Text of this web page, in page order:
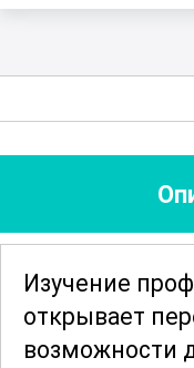
Изучение
открывает
возможности